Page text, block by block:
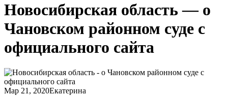
Новосибирская область — о
Чановском районном суде с
официального сайта
Мар 21, 2020Екатерина